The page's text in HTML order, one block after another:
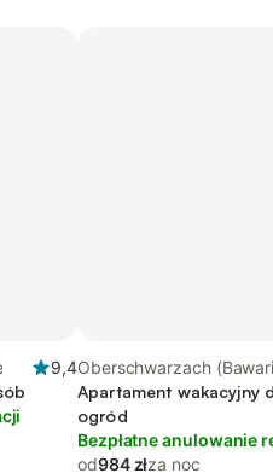
9,4Oberschwarzach
Franconian Wine Country
Apartament wakacyjny
ogród
Bezpłatne anulowanie
od984 złza noc